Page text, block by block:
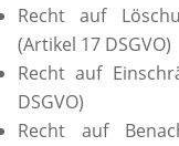
Recht auf
(Artikel 17 DSGVO)
Recht auf
DSGVO)
Recht auf